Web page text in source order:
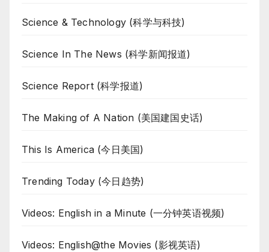
Science & Technology (科学与科技)
Science In The News (科学新闻报道)
Science Report (科学报道)
The Making of A Nation (美国建国史话)
This Is America (今日美国)
Trending Today (今日趋势)
Videos: English in a Minute (一分钟英语视频)
Videos: English@the Movies (影视英语)